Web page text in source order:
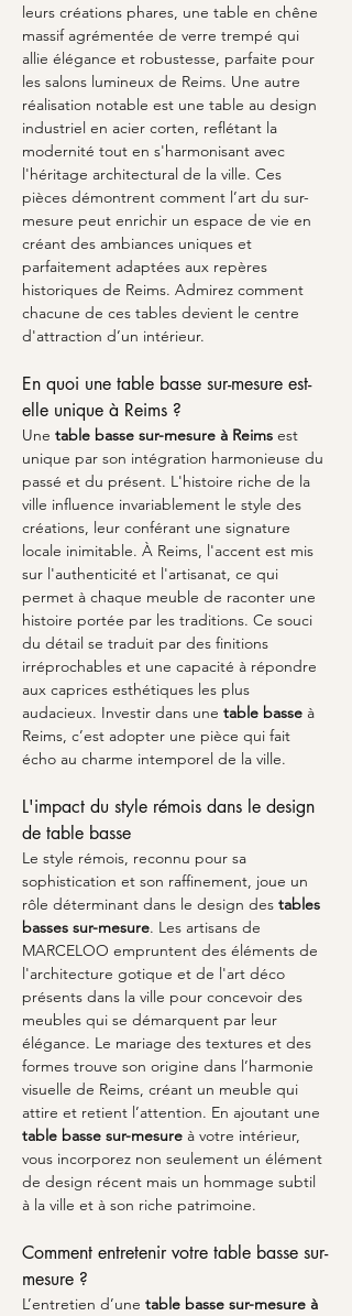
leurs créations phares, une table en chêne
massif agrémentée de verre trempé qui
allie élégance et robustesse, parfaite pour
les salons lumineux de Reims. Une autre
réalisation notable est une table au design
industriel en acier corten, reflétant la
modernité tout en s'harmonisant avec
l'héritage architectural de la ville. Ces
pièces démontrent comment l’art du sur-
mesure peut enrichir un espace de vie en
créant des ambiances uniques et
parfaitement adaptées aux repères
historiques de Reims. Admirez comment
chacune de ces tables devient le centre
d'attraction d’un intérieur.
En quoi une table basse sur-mesure est-
elle unique à Reims ?
Une table basse sur-mesure à Reims est
unique par son intégration harmonieuse du
passé et du présent. L'histoire riche de la
ville influence invariablement le style des
créations, leur conférant une signature
locale inimitable. À Reims, l'accent est mis
sur l'authenticité et l'artisanat, ce qui
permet à chaque meuble de raconter une
histoire portée par les traditions. Ce souci
du détail se traduit par des finitions
irréprochables et une capacité à répondre
aux caprices esthétiques les plus
audacieux. Investir dans une table basse à
Reims, c’est adopter une pièce qui fait
écho au charme intemporel de la ville.
L'impact du style rémois dans le design
de table basse
Le style rémois, reconnu pour sa
sophistication et son raffinement, joue un
rôle déterminant dans le design des tables
basses sur-mesure. Les artisans de
MARCELOO empruntent des éléments de
l'architecture gotique et de l'art déco
présents dans la ville pour concevoir des
meubles qui se démarquent par leur
élégance. Le mariage des textures et des
formes trouve son origine dans l’harmonie
visuelle de Reims, créant un meuble qui
attire et retient l’attention. En ajoutant une
table basse sur-mesure à votre intérieur,
vous incorporez non seulement un élément
de design récent mais un hommage subtil
à la ville et à son riche patrimoine.
Comment entretenir votre table basse sur-
mesure ?
L’entretien d’une table basse sur-mesure à